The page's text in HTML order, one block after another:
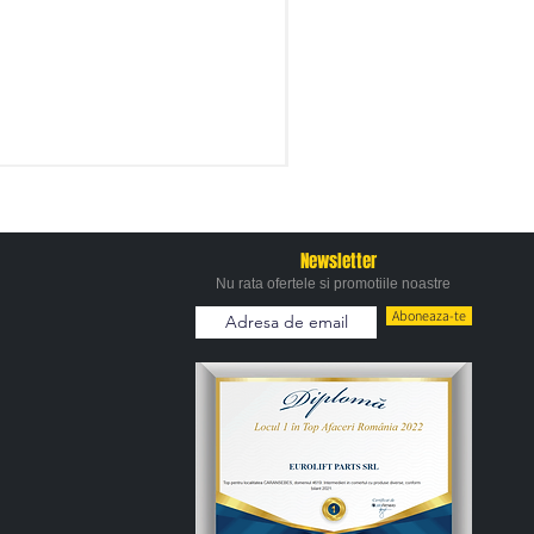
Newsletter
Nu rata ofertele si promotiile noastre
Aboneaza-te